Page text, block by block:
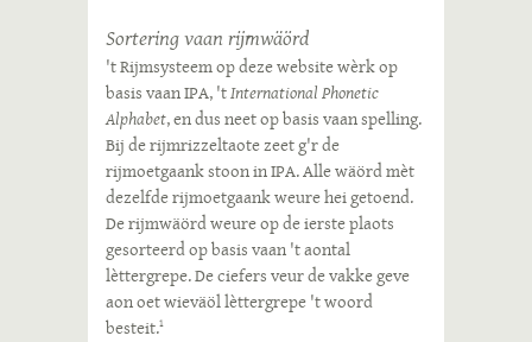
Sortering vaan rijmwäörd
't Rijmsysteem op deze website wèrk op
basis vaan IPA, 'tInternational Phonetic
Alphabet, en dus neet op basis vaan spelling.
Bij de rijmrizzeltaote zeet g'r de
rijmoetgaank stoon in IPA. Alle wäörd mèt
dezelfde rijmoetgaank weure hei getoend.
De rijmwäörd weure op de ierste plaots
gesorteerd op basis vaan 't aontal
lèttergrepe. De ciefers veur de vakke geve
aon oet wieväöl lèttergrepe 't woord
besteit.1